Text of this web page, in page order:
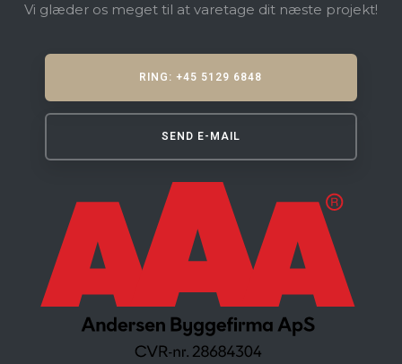
​Vi glæder os meget til at varetage dit næste projekt!
RING: +45 5129 6848
SEND E-MAIL